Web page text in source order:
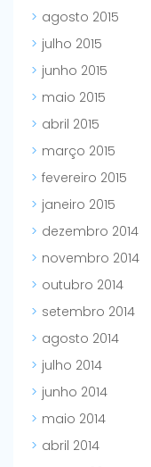
agosto 2015
julho 2015
junho 2015
maio 2015
abril 2015
março 2015
fevereiro 2015
janeiro 2015
dezembro 2014
novembro 2014
outubro 2014
setembro 2014
agosto 2014
julho 2014
junho 2014
maio 2014
abril 2014